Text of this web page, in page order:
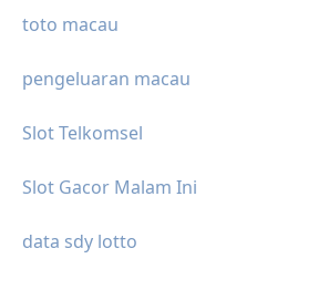
toto macau
pengeluaran macau
Slot Telkomsel
Slot Gacor Malam Ini
data sdy lotto